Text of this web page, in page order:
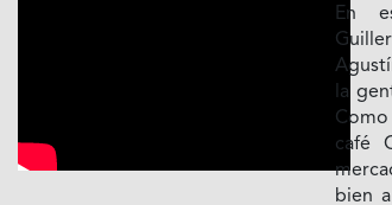
En
la
café
bien